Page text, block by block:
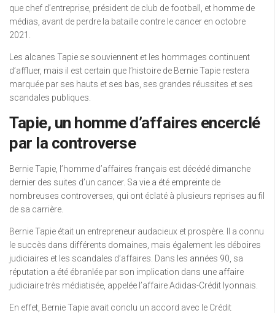
que chef d’entreprise, président de club de football, et homme de
médias, avant de perdre la bataille contre le cancer en octobre
2021.
Les alcanes Tapie se souviennent et les hommages continuent
d’affluer, mais il est certain que l’histoire de Bernie Tapie restera
marquée par ses hauts et ses bas, ses grandes réussites et ses
scandales publiques.
Tapie, un homme d’affaires encerclé
par la controverse
Bernie Tapie, l’homme d’affaires français est décédé dimanche
dernier des suites d’un cancer. Sa vie a été empreinte de
nombreuses controverses, qui ont éclaté à plusieurs reprises au fil
de sa carrière.
Bernie Tapie était un entrepreneur audacieux et prospère. Il a connu
le succès dans différents domaines, mais également les déboires
judiciaires et les scandales d’affaires. Dans les années 90, sa
réputation a été ébranlée par son implication dans une affaire
judiciaire très médiatisée, appelée l’affaire Adidas-Crédit lyonnais.
En effet, Bernie Tapie avait conclu un accord avec le Crédit